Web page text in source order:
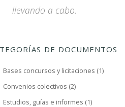
llevando a cabo.
DE DOCUMENTOS
Bases concursos y licitaciones (1)
Convenios colectivos (2)
Estudios, guías e informes (1)